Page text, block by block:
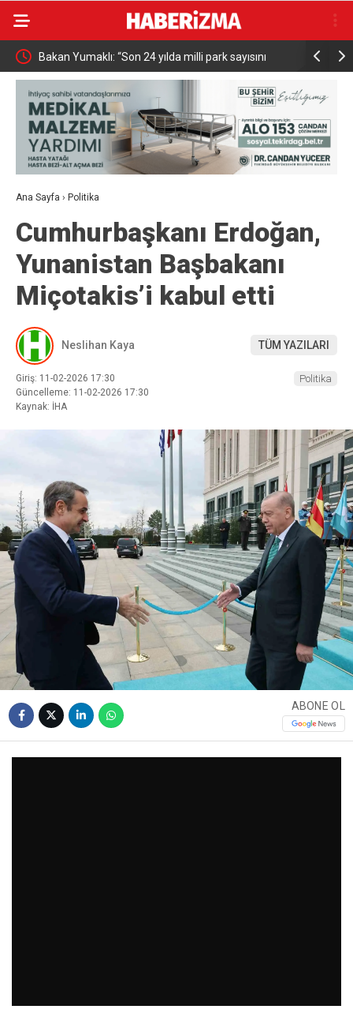
Bakan Yumaklı: “Son 24 yılda milli park sayısını
696’ya çıkardık”
MHP
başlıyor
Ana Sayfa › Politika
Cumhurbaşkanı Erdoğan,
Yunanistan Başbakanı
Miçotakis’i kabul etti
Neslihan Kaya TÜM YAZILARI
Giriş: 11-02-2026 17:30
Güncelleme: 11-02-2026 17:30
Kaynak: İHA
Politika
ABONE OL